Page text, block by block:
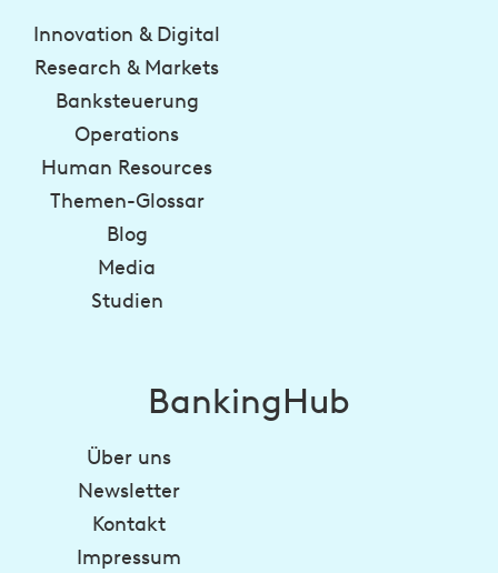
Innovation & Digital
Research & Markets
Banksteuerung
Operations
Human Resources
Themen-Glossar
Blog
Media
Studien
BankingHub
Über uns
Newsletter
Kontakt
Impressum